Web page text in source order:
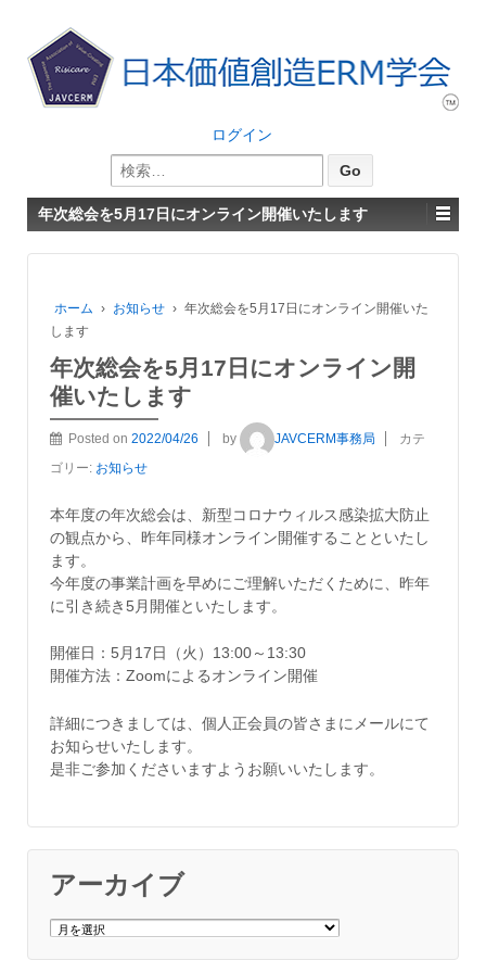
ログイン
検
索:
年次総会を5月17日にオンライン開催いたします
ホーム › お知らせ › 年次総会を5月17日にオンライン開催いた
します
年次総会を5月17日にオンライン開
催いたします
Posted on 2022/04/26 by JAVCERM事務局
カテ
ゴリー: お知らせ
本年度の年次総会は、新型コロナウィルス感染拡大防止
の観点から、昨年同様オンライン開催することといたし
ます。
今年度の事業計画を早めにご理解いただくために、昨年
に引き続き5月開催といたします。
開催日：5月17日（火）13:00～13:30
開催方法：Zoomによるオンライン開催
詳細につきましては、個人正会員の皆さまにメールにて
お知らせいたします。
是非ご参加くださいますようお願いいたします。
アーカイブ
カ